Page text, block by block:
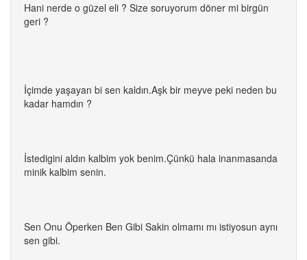
Hani nerde o güzel eli ? Size soruyorum döner mi birgün
geri ?
İçimde yaşayan bi sen kaldın.Aşk bir meyve peki neden bu
kadar hamdın ?
İstedigini aldın kalbim yok benim.Çünkü hala inanmasanda
minik kalbim senin.
Sen Onu Öperken Ben Gibi Sakin olmamı mı istiyosun aynı
sen gibi.